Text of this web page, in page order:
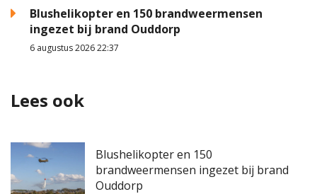
Blushelikopter en 150 brandweermensen
ingezet bij brand Ouddorp
6 augustus 2026 22:37
Lees ook
Blushelikopter en 150
brandweermensen ingezet bij brand
Ouddorp